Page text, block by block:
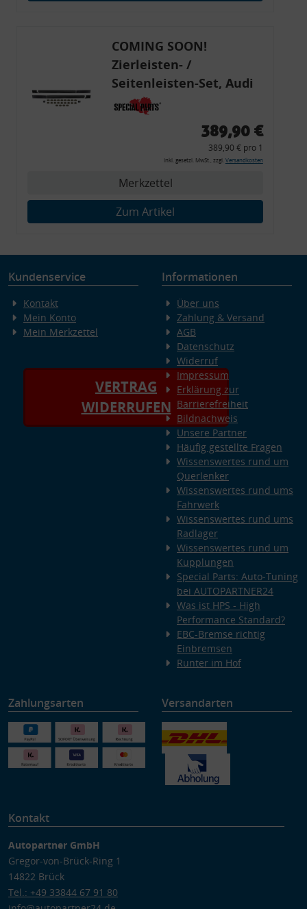
COMING SOON!
Zierleisten- /
Seitenleisten-Set, Audi
80 Cabrio, Coupe, S2, (6x
Zierleiste, 2x Kappe,
Montagewerkzeug)
389,90 €
389,90 € pro 1
inkl. gesetzl. MwSt., zzgl. Versandkosten
Merkzettel
Zum Artikel
Kundenservice
Kontakt
Mein Konto
Mein Merkzettel
VERTRAG
WIDERRUFEN
Informationen
Über uns
Zahlung & Versand
AGB
Datenschutz
Widerruf
Impressum
Erklärung zur
Barrierefreiheit
Bildnachweis
Unsere Partner
Häufig gestellte Fragen
Wissenswertes rund um
Querlenker
Wissenswertes rund ums
Fahrwerk
Wissenswertes rund ums
Radlager
Wissenswertes rund um
Kupplungen
Special Parts: Auto-Tuning
bei AUTOPARTNER24
Was ist HPS - High
Performance Standard?
EBC-Bremse richtig
Einbremsen
Runter im Hof
Zahlungsarten Versandarten
Kontakt
Autopartner GmbH
Gregor-von-Brück-Ring 1
14822 Brück
Tel.: +49 33844 67 91 80